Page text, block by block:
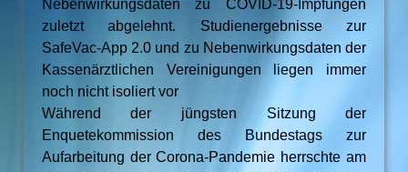
Nebenwirkungsdaten zu COVID-19-Impfungen
zuletzt abgelehnt. Studienergebnisse zur
SafeVac-App 2.0 und zu Nebenwirkungsdaten der
Kassenärztlichen Vereinigungen liegen immer
noch nicht isoliert vor
Während der jüngsten Sitzung der
Enquetekommission des Bundestags zur
Aufarbeitung der Corona-Pandemie herrschte am